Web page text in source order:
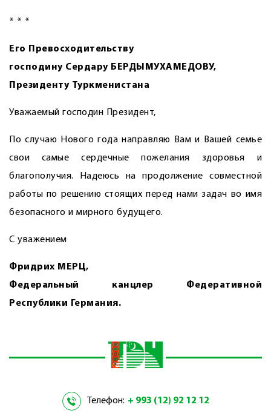
* * *
Его Превосходительству
господину Сердару БЕРДЫМУХАМЕДОВУ,
Президенту Туркменистана
Уважаемый господин Президент,
По случаю Нового года направляю Вам и Вашей семье
свои самые сердечные пожелания здоровья и
благополучия. Надеюсь на продолжение совместной
работы по решению стоящих перед нами задач во имя
безопасного и мирного будущего.
С уважением
Фридрих МЕРЦ,
Федеральный канцлер Федеративной
Республики Германия.
Телефон: + 993 (12) 92 12 12